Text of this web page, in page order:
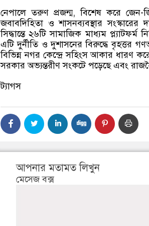
নেপালে তরুণ প্রজন্ম, বিশেষ করে
জবাবদিহিতা ও শাসনব্যবস্থার
সিদ্ধান্তে ২৬টি সামাজিক মাধ্যম
এটি দুর্নীতি ও দুশাসনের বিরুদ্ধে বৃহত্তর
বিভিন্ন নগর কেন্দ্রে সহিংস আকার ধারণ
সরকার অভ্যন্তরীণ সংকটে পড়েছে এবং
ট্যাগস
আপনার মতামত লিখুন
মেসেজ বক্স